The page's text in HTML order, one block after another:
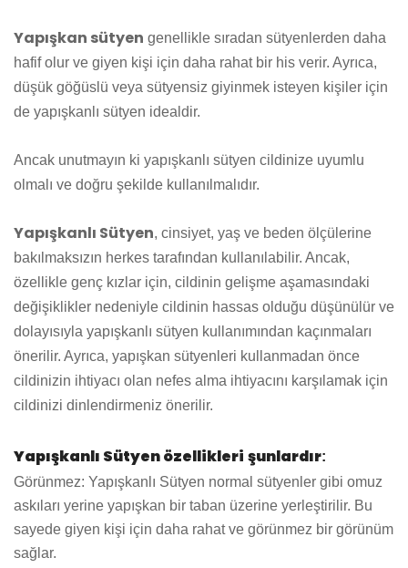
Yapışkan sütyen genellikle sıradan sütyenlerden daha
hafif olur ve giyen kişi için daha rahat bir his verir. Ayrıca,
düşük göğüslü veya sütyensiz giyinmek isteyen kişiler için
de yapışkanlı sütyen idealdir.
Ancak unutmayın ki yapışkanlı sütyen cildinize uyumlu
olmalı ve doğru şekilde kullanılmalıdır.
Yapışkanlı Sütyen, cinsiyet, yaş ve beden ölçülerine
bakılmaksızın herkes tarafından kullanılabilir. Ancak,
özellikle genç kızlar için, cildinin gelişme aşamasındaki
değişiklikler nedeniyle cildinin hassas olduğu düşünülür ve
dolayısıyla yapışkanlı sütyen kullanımından kaçınmaları
önerilir. Ayrıca, yapışkan sütyenleri kullanmadan önce
cildinizin ihtiyacı olan nefes alma ihtiyacını karşılamak için
cildinizi dinlendirmeniz önerilir.
Yapışkanlı Sütyen özellikleri şunlardır:
Görünmez: Yapışkanlı Sütyen normal sütyenler gibi omuz
askıları yerine yapışkan bir taban üzerine yerleştirilir. Bu
sayede giyen kişi için daha rahat ve görünmez bir görünüm
sağlar.